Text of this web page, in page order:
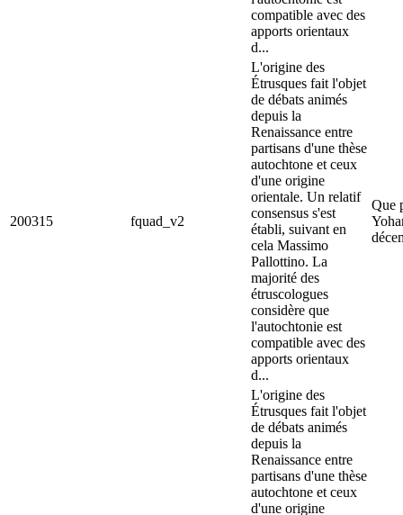
compatible avec des
apports orientaux
d...
200315 fquad_v2
L'origine des
Étrusques fait l'objet
de débats animés
depuis la
Renaissance entre
partisans d'une thèse
autochtone et ceux
d'une origine
orientale. Un relatif
consensus s'est
établi, suivant en
cela Massimo
Pallottino. La
majorité des
étruscologues
considère que
l'autochtonie est
compatible avec des
apports orientaux
d...
Que
L'origine des
Étrusques fait l'objet
de débats animés
depuis la
Renaissance entre
partisans d'une thèse
autochtone et ceux
d'une origine